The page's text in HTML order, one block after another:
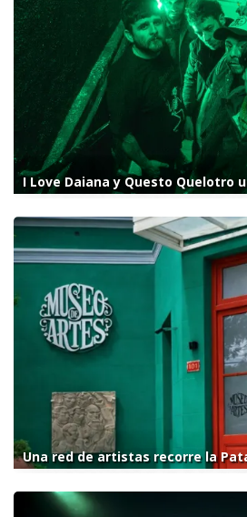
I Love Daiana y Questo Quelotro
Una red de artistas recorre la